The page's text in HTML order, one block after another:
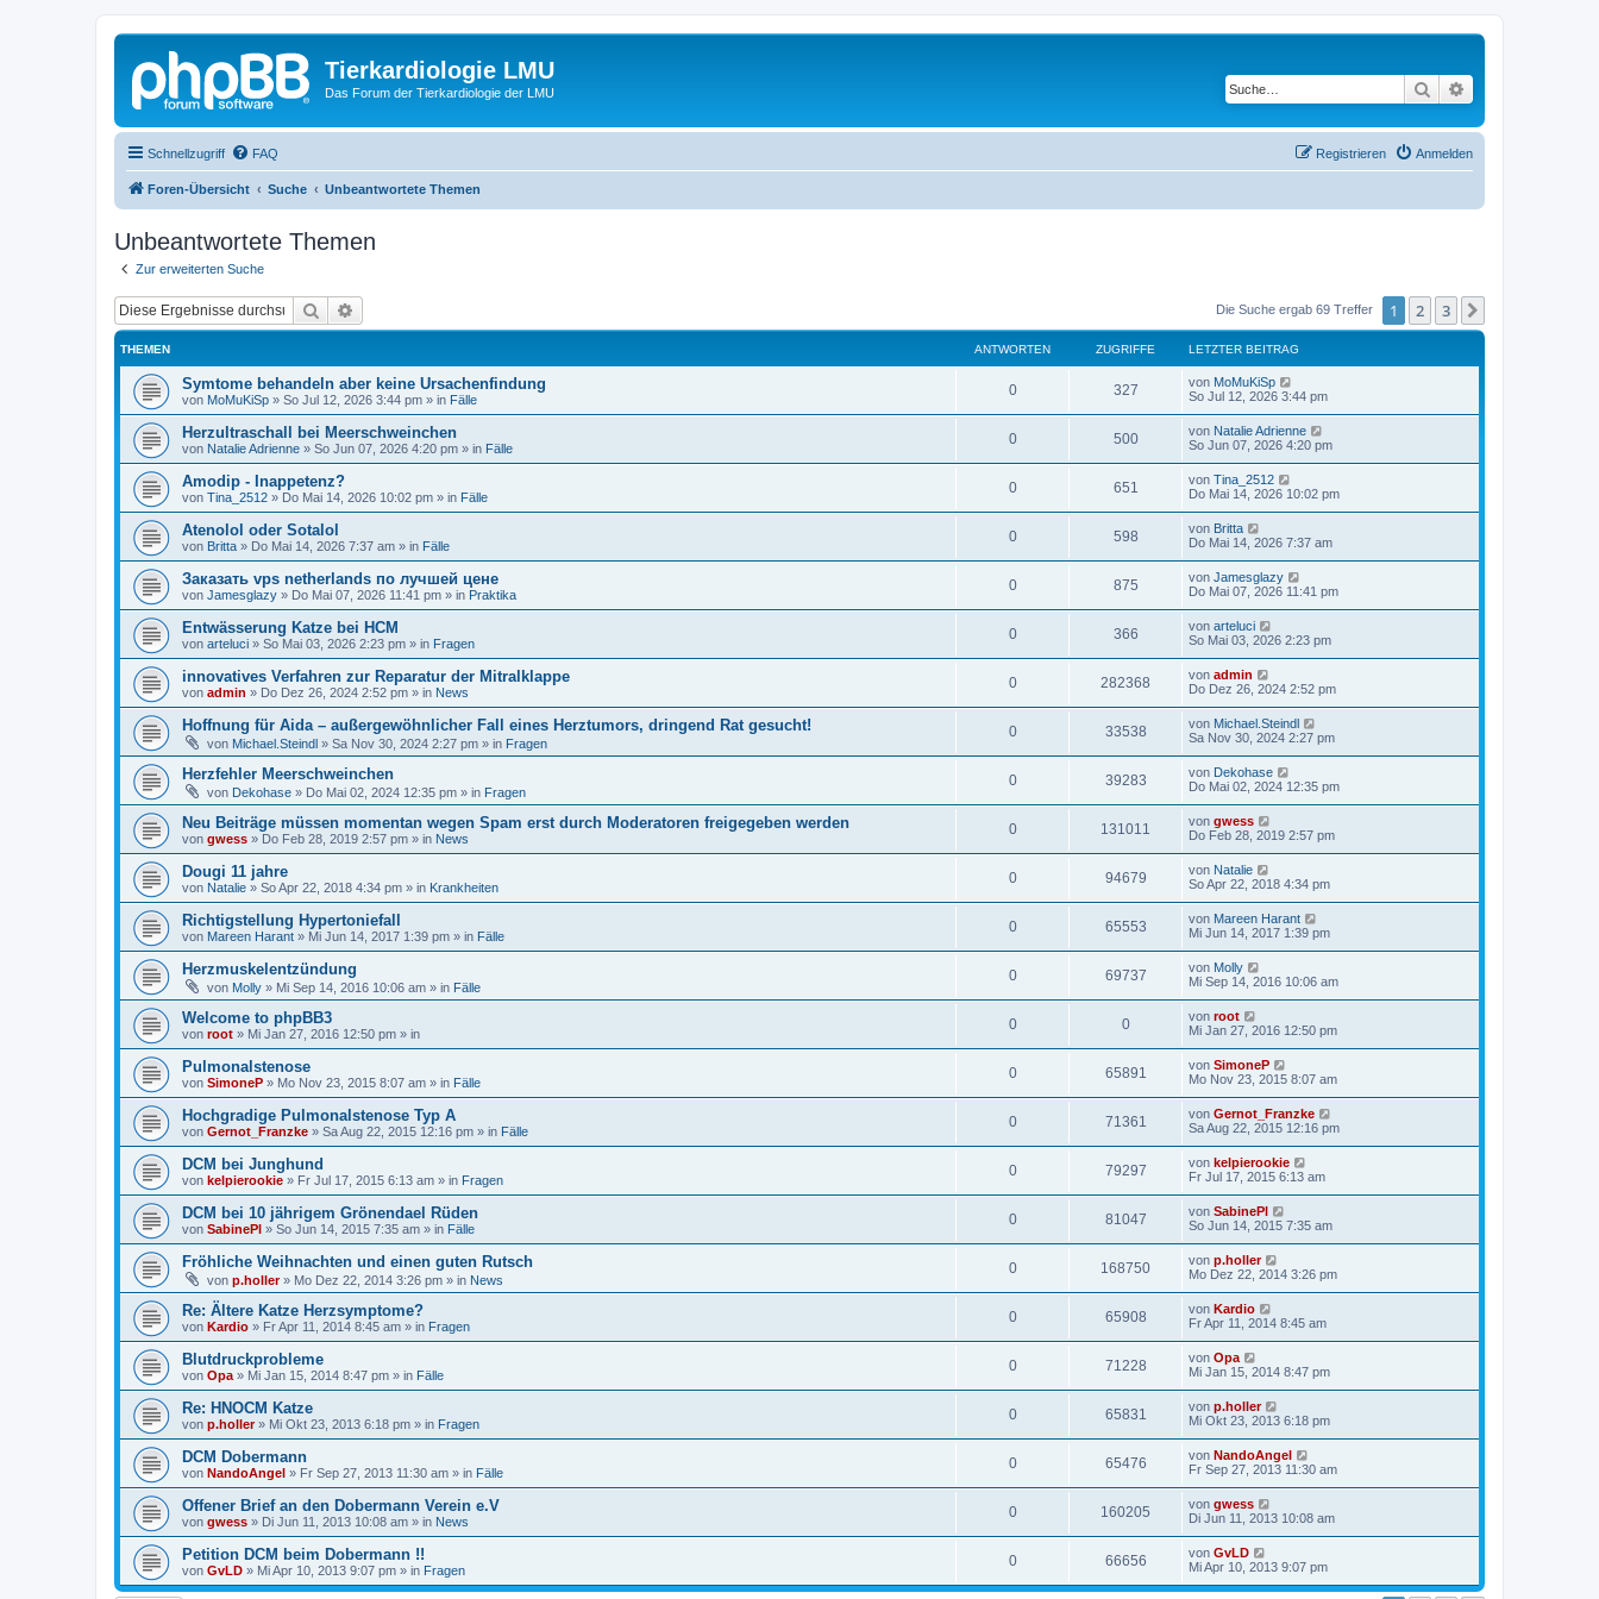
Tierkardiologie LMU
Das Forum der Tierkardiologie der LMU Suche
Schnellzugriff FAQ Anmelden
Registrieren
Foren-Übersicht Suche Unbeantwortete Themen
Unbeantwortete Themen
Zur erweiterten Suche
Suche Die Suche ergab 69 Treffer 1 2 3
THEMEN ANTWORTEN ZUGRIFFE LETZTER BEITRAG
Symtome behandeln aber keine Ursachenfindung
von MoMuKiSp » So Jul 12, 2026 3:44 pm » in Fälle
0 327 von MoMuKiSp
So Jul 12, 2026 3:44 pm
Herzultraschall bei Meerschweinchen
von Natalie Adrienne » So Jun 07, 2026 4:20 pm » in Fälle
0 500 von Natalie Adrienne
So Jun 07, 2026 4:20 pm
Amodip - Inappetenz?
von Tina_2512 » Do Mai 14, 2026 10:02 pm » in Fälle
0 651 von Tina_2512
Do Mai 14, 2026 10:02 pm
Atenolol oder Sotalol
von Britta » Do Mai 14, 2026 7:37 am » in Fälle
0 598 von Britta
Do Mai 14, 2026 7:37 am
Заказать vps netherlands по лучшей цене
von Jamesglazy » Do Mai 07, 2026 11:41 pm » in Praktika
0 875 von Jamesglazy
Do Mai 07, 2026 11:41 pm
Entwässerung Katze bei HCM
von arteluci » So Mai 03, 2026 2:23 pm » in Fragen
0 366 von arteluci
So Mai 03, 2026 2:23 pm
innovatives Verfahren zur Reparatur der Mitralklappe
von admin » Do Dez 26, 2024 2:52 pm » in News
0 282368 von admin
Do Dez 26, 2024 2:52 pm
Hoffnung für Aida – außergewöhnlicher Fall eines Herztumors, dringend Rat gesucht!
von Michael.Steindl » Sa Nov 30, 2024 2:27 pm » in Fragen
0 33538 von Michael.Steindl
Sa Nov 30, 2024 2:27 pm
Herzfehler Meerschweinchen
von Dekohase » Do Mai 02, 2024 12:35 pm » in Fragen
0 39283 von Dekohase
Do Mai 02, 2024 12:35 pm
Neu Beiträge müssen momentan wegen Spam erst durch Moderatoren freigegeben werden
von gwess » Do Feb 28, 2019 2:57 pm » in News
0 131011 von gwess
Do Feb 28, 2019 2:57 pm
Dougi 11 jahre
von Natalie » So Apr 22, 2018 4:34 pm » in Krankheiten
0 94679 von Natalie
So Apr 22, 2018 4:34 pm
Richtigstellung Hypertoniefall
von Mareen Harant » Mi Jun 14, 2017 1:39 pm » in Fälle
0 65553 von Mareen Harant
Mi Jun 14, 2017 1:39 pm
Herzmuskelentzündung
von Molly » Mi Sep 14, 2016 10:06 am » in Fälle
0 69737 von Molly
Mi Sep 14, 2016 10:06 am
Welcome to phpBB3
von root » Mi Jan 27, 2016 12:50 pm » in
0 0 von root
Mi Jan 27, 2016 12:50 pm
Pulmonalstenose
von SimoneP » Mo Nov 23, 2015 8:07 am » in Fälle
0 65891 von SimoneP
Mo Nov 23, 2015 8:07 am
Hochgradige Pulmonalstenose Typ A
von Gernot_Franzke » Sa Aug 22, 2015 12:16 pm » in Fälle
0 71361 von Gernot_Franzke
Sa Aug 22, 2015 12:16 pm
DCM bei Junghund
von kelpierookie » Fr Jul 17, 2015 6:13 am » in Fragen
0 79297 von kelpierookie
Fr Jul 17, 2015 6:13 am
DCM bei 10 jährigem Grönendael Rüden
von SabinePl » So Jun 14, 2015 7:35 am » in Fälle
0 81047 von SabinePl
So Jun 14, 2015 7:35 am
Fröhliche Weihnachten und einen guten Rutsch
von p.holler» Mo Dez 22, 2014 3:26 pm » in News
0 168750 von p.holler
Mo Dez 22, 2014 3:26 pm
Re: Ältere Katze Herzsymptome?
von Kardio » Fr Apr 11, 2014 8:45 am » in Fragen
0 65908 von Kardio
Fr Apr 11, 2014 8:45 am
Blutdruckprobleme
von Opa » Mi Jan 15, 2014 8:47 pm » in Fälle
0 71228 von Opa
Mi Jan 15, 2014 8:47 pm
Re: HNOCM Katze
von p.holler» Mi Okt 23, 2013 6:18 pm » in Fragen
0 65831 von p.holler
Mi Okt 23, 2013 6:18 pm
DCM Dobermann
von NandoAngel » Fr Sep 27, 2013 11:30 am » in Fälle
0 65476 von NandoAngel
Fr Sep 27, 2013 11:30 am
Offener Brief an den Dobermann Verein e.V
von gwess » Di Jun 11, 2013 10:08 am » in News
0 160205 von gwess
Di Jun 11, 2013 10:08 am
Petition DCM beim Dobermann !!
von GvLD » Mi Apr 10, 2013 9:07 pm » in Fragen
0 66656 von GvLD
Mi Apr 10, 2013 9:07 pm